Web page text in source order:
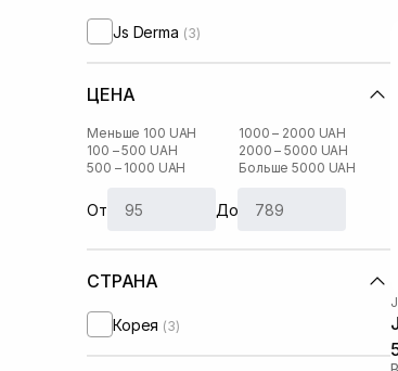
Js Derma (3)
ЦЕНА
Меньше 100 UAH
100 – 500 UAH
500 – 1000 UAH
1000 – 2000 UAH
2000 – 5000 UAH
Больше 5000 UAH
От До
СТРАНА
Корея (3)